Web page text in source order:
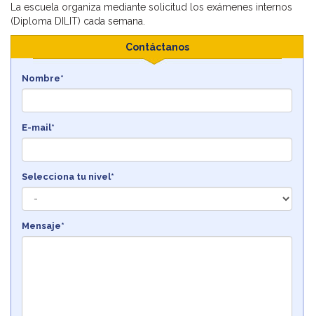
La escuela organiza mediante solicitud los exámenes internos
(Diploma DILIT) cada semana.
Contáctanos
Nombre*
E-mail*
Selecciona tu nivel*
Mensaje*